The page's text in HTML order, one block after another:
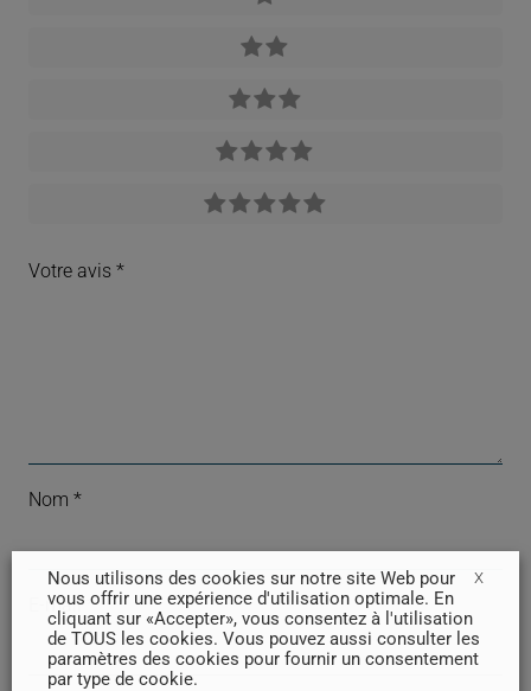
Votre avis *
Nom *
E-mail *
X
Nous utilisons des cookies sur notre site Web pour
vous offrir une expérience d'utilisation optimale. En
cliquant sur «Accepter», vous consentez à l'utilisation
de TOUS les cookies. Vous pouvez aussi consulter les
paramètres des cookies pour fournir un consentement
par type de cookie.